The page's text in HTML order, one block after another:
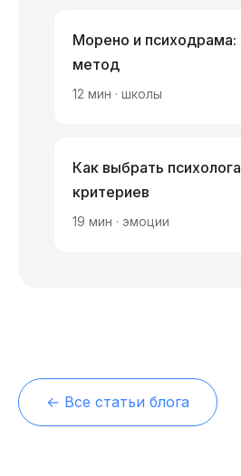
Морено и психодрама:
метод
12 мин · школы
Как выбрать
критериев
19 мин · эмоции
← Все статьи блога